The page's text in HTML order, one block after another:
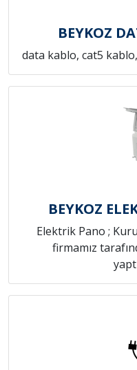
BEYKOZ
data kablo, cat5
BEYKOZ
Elektrik Pano ;
firmamız